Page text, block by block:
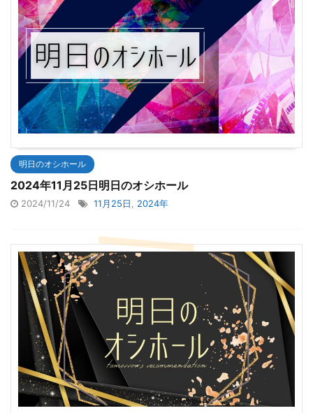
明日のオシホール
2024年11月25日明日のオシホール
2024/11/24 11月25日 2024年